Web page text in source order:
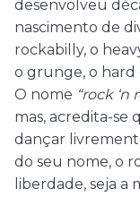
desenvolveu
nascimento de
rockabilly, o
o grunge, o hard
O nome “rock ‘n
mas, acredita-se
dançar
do seu nome, o
liberdade, seja a